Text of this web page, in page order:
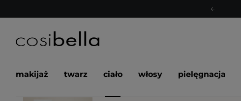
makijaż twarz ciało włosy pielęgnacja